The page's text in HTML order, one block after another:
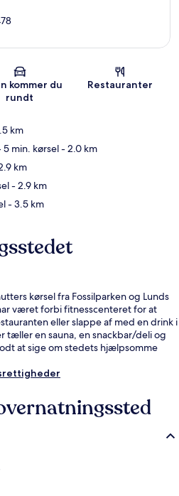
Kort
kommer du
rundt
Restauranter
km
5 min. kørsel- 2.0 km
km
- 2.9 km
- 3.5 km
kørsel fra Fossilparken og Lunds
været forbi fitnesscenteret for at
eller slappe af med en drink i
en sauna, en snackbar/deli og
at sige om stedets hjælpsomme